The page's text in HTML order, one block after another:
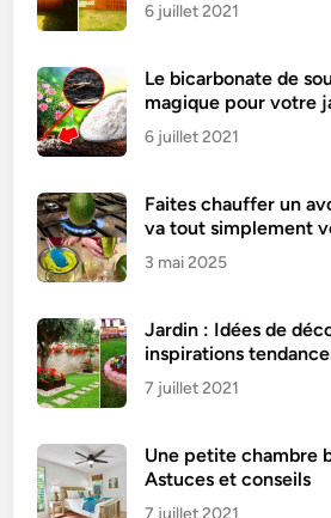
6 juillet 2021
Le bicarbonate de
magique pour votre
6 juillet 2021
Faites chauffer un
va tout simplement
3 mai 2025
Jardin : Idées de
inspirations
7 juillet 2021
Une petite chambre
Astuces et conseils